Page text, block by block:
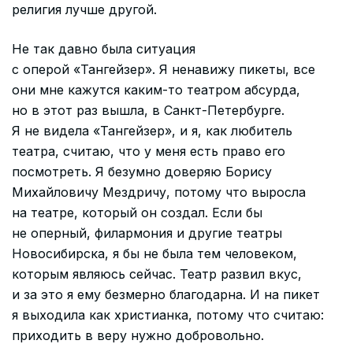
религия лучше другой.
Не так давно была ситуация
с оперой «Тангейзер». Я ненавижу пикеты, все
они мне кажутся каким-то театром абсурда,
но в этот раз вышла, в Санкт-Петербурге.
Я не видела «Тангейзер», и я, как любитель
театра, считаю, что у меня есть право его
посмотреть. Я безумно доверяю Борису
Михайловичу Мездричу, потому что выросла
на театре, который он создал. Если бы
не оперный, филармония и другие театры
Новосибирска, я бы не была тем человеком,
которым являюсь сейчас. Театр развил вкус,
и за это я ему безмерно благодарна. И на пикет
я выходила как христианка, потому что считаю:
приходить в веру нужно добровольно.